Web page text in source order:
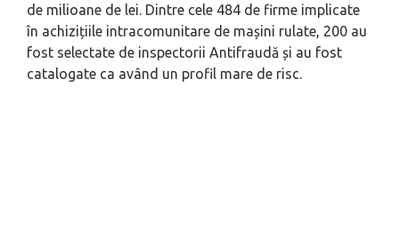
de milioane de lei. Dintre cele 484 de firme implicate
în achizițiile intracomunitare de mașini rulate, 200 au
fost selectate de inspectorii Antifraudă și au fost
catalogate ca având un profil mare de risc.